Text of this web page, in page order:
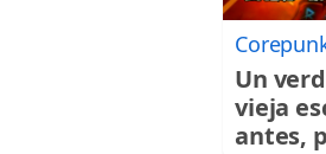
Un
vieja
antes,